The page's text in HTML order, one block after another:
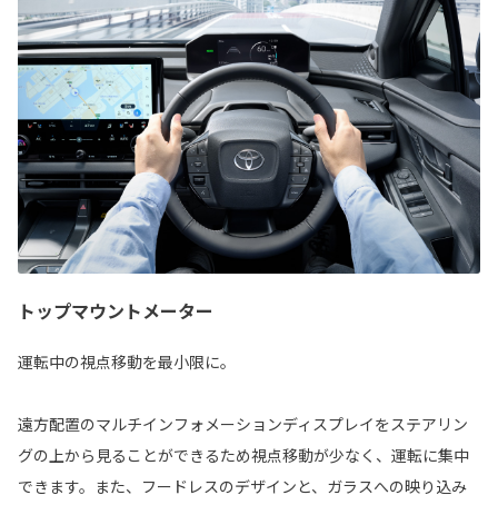
トップマウントメーター
運転中の視点移動を最小限に。
遠方配置のマルチインフォメーションディスプレイをステアリン
グの上から見ることができるため視点移動が少なく、運転に集中
できます。また、フードレスのデザインと、ガラスへの映り込み